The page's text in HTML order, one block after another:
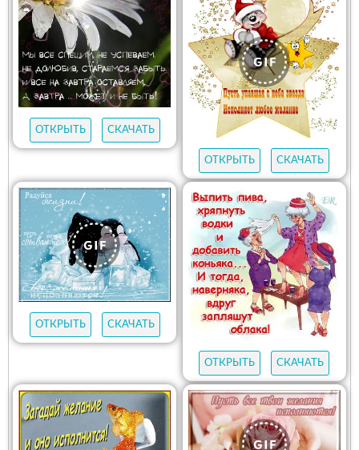
ОТКРЫТЬ СКАЧАТЬ
ОТКРЫТЬ СКАЧАТЬ
ОТКРЫТЬ СКАЧАТЬ
ОТКРЫТЬ СКАЧАТЬ